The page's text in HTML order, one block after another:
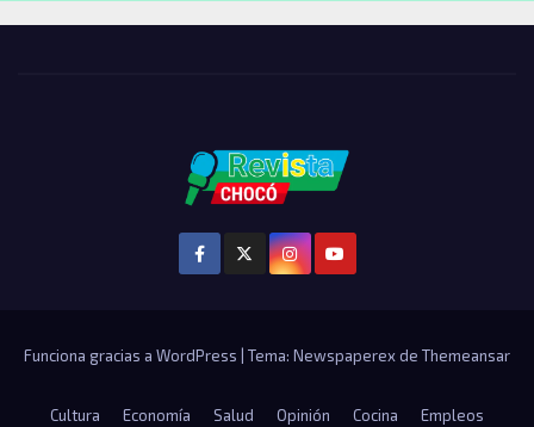
Funciona gracias a WordPress Tema: Newspaperex de Themeansar
Cultura Economía Salud Opinión Cocina Empleos